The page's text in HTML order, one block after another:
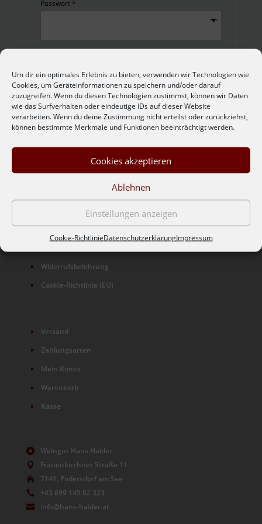
Um dir ein optimales Erlebnis zu bieten, verwenden wir Technologien wie
Cookies, um Geräteinformationen zu speichern und/oder darauf
zuzugreifen. Wenn du diesen Technologien zustimmst, können wir Daten
wie das Surfverhalten oder eindeutige IDs auf dieser Website
verarbeiten. Wenn du deine Zustimmung nicht erteilst oder zurückziehst,
können bestimmte Merkmale und Funktionen beeinträchtigt werden.
Cookies akzeptieren
Ablehnen
Einstellungen anzeigen
Cookie-RichtlinieDatenschutzerklärungImpressum
Passwort*
Anmelden
Passwort vergessen?
Impressum
Widerrufsbelehrung
Cookie-Richtlinie (EU)
Versand
Zahlungsarten
Mein Konto
Warenkorb
Kasse
 Weingut Hans Haider
 Frauenkirchner Straße 11
 7141, Podersdorf am See
 +43 699 145 02 323
 info@hans-haider.at